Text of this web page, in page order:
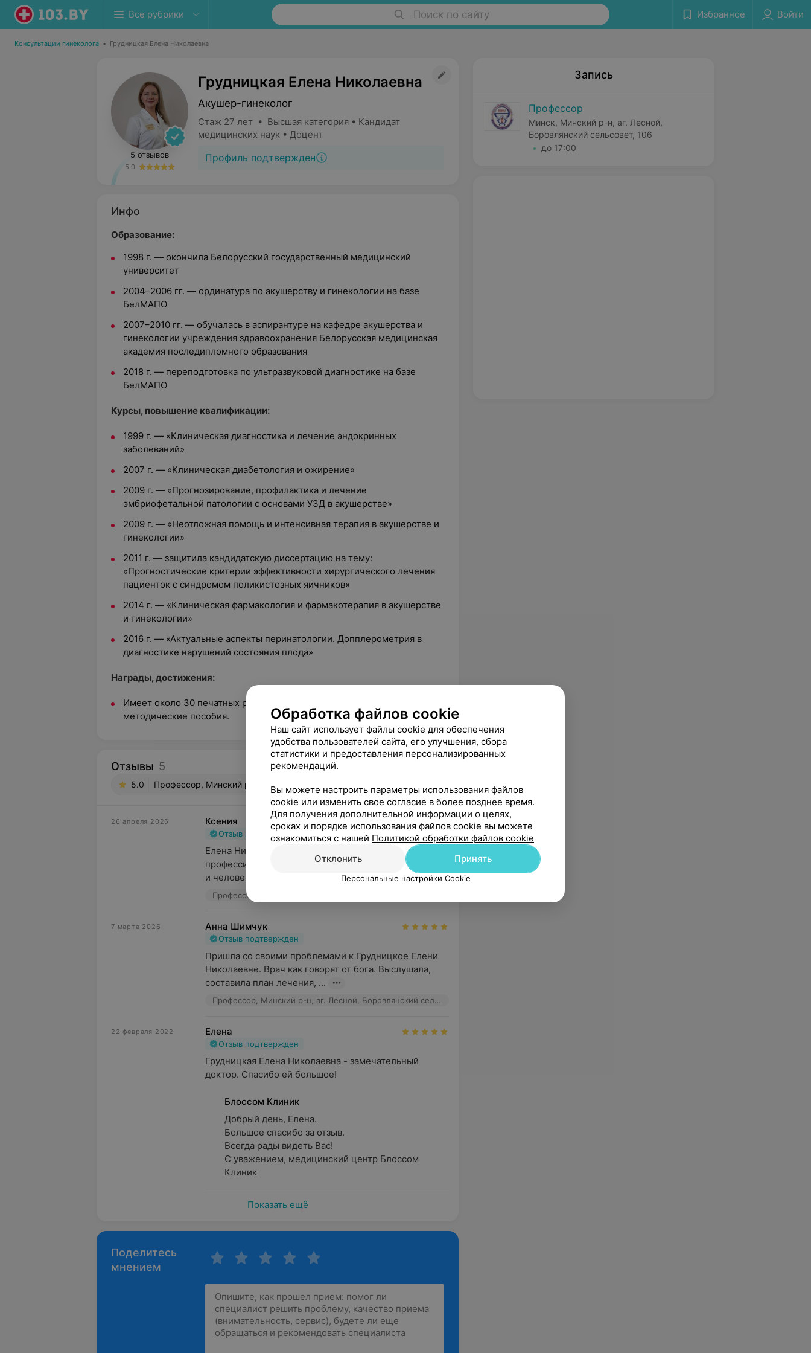
Все рубрики Поиск по сайту Избранное Войти
Консультации гинеколога • Грудницкая Елена Николаевна
5 отзывов
5.0
Грудницкая Елена Николаевна
Акушер-гинеколог
Стаж 27 лет • Высшая категория • Кандидат
медицинских наук • Доцент
Профиль подтвержден
Инфо
Образование:
1998 г. — окончила Белорусский государственный медицинский
университет
2004–2006 гг. — ординатура по акушерству и гинекологии на базе
БелМАПО
2007–2010 гг. — обучалась в аспирантуре на кафедре акушерства и
гинекологии учреждения здравоохранения Белорусская медицинская
академия последипломного образования
2018 г. — переподготовка по ультразвуковой диагностике на базе
БелМАПО
Курсы, повышение квалификации:
1999 г. — «Клиническая диагностика и лечение эндокринных
заболеваний»
2007 г. — «Клиническая диабетология и ожирение»
2009 г. — «Прогнозирование, профилактика и лечение
эмбриофетальной патологии с основами УЗД в акушерстве»
2009 г. — «Неотложная помощь и интенсивная терапия в акушерстве и
гинекологии»
2011 г. — защитила кандидатскую диссертацию на тему:
«Прогностические критерии эффективности хирургического лечения
пациенток с синдромом поликистозных яичников»
2014 г. — «Клиническая фармакология и фармакотерапия в акушерстве
и гинекологии»
2016 г. — «Актуальные аспекты перинатологии. Допплерометрия в
диагностике нарушений состояния плода»
Награды, достижения:
Имеет около 30 печатных работ, 2 патента на изобретение, учебно-
методические пособия.
Отзывы 5
5.0 Профессор, Минский р-н, аг. Лесной, Боровлянский сельсовет, 106
26 апреля 2026 Ксения
Отзыв подтвержден
Елена Николаевна, большое спасибо за Ваш
профессионализм и доброту. Вы замечательный врач
и человек. Крепкого здоровья, ...
7 марта 2026 Анна Шимчук
Отзыв подтвержден
Пришла со своими проблемами к Грудницкое Елени
Николаевне. Врач как говорят от бога. Выслушала,
составила план лечения, ...
Профессор, Минский р-н, аг. Лесной, Боровлянский сельсовет, 106
22 февраля 2022 Елена
Отзыв подтвержден
Грудницкая Елена Николаевна - замечательный
доктор. Спасибо ей большое!
Блоссом Клиник
Добрый день, Елена.
Большое спасибо за отзыв.
Всегда рады видеть Вас!
С уважением, медицинский центр Блоссом
Клиник
Показать ещё
Поделитесь
мнением
Запись
Профессор
Минск, Минский р-н, аг. Лесной,
Боровлянский сельсовет, 106
до 17:00
Обработка файлов cookie
Наш сайт использует файлы cookie для обеспечения
удобства пользователей сайта, его улучшения, сбора
статистики и предоставления персонализированных
рекомендаций.
Вы можете настроить параметры использования файлов
cookie или изменить свое согласие в более позднее время.
Для получения дополнительной информации о целях,
сроках и порядке использования файлов cookie вы можете
ознакомиться с нашей Политикой обработки файлов cookie
Отклонить
Принять
Персональные настройки Cookie